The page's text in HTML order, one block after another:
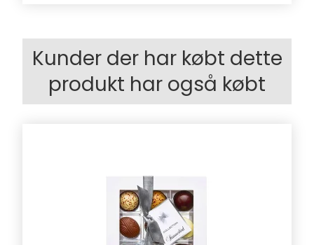
Kunder der har købt dette
produkt har også købt